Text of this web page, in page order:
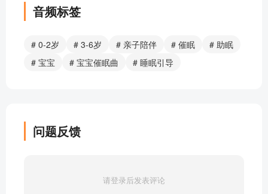
催眠曲-摇篮曲
催眠曲-摇啊摇
催眠曲-我亲爱的孩子
催眠曲-我的小星星
催眠曲-母 亲 之 子
催眠曲-梦 中 小 星 星
音频标签
# 0-2岁 # 3-6岁 # 亲子陪伴 # 催眠
# 助眠
# 宝宝
# 宝宝催眠曲 # 睡眠引导
问题反馈
请登录后发表评论